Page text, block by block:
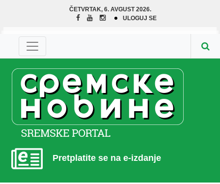
ČETVRTAK, 6. AVGUST 2026.
ULOGUJ SE
Pretplatite se na e-izdanje